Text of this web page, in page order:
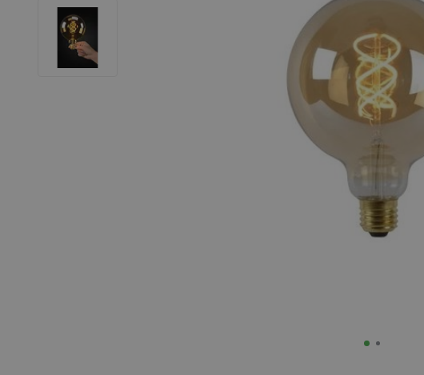
LED Buitenverlichting
LED Noodverlichting
Installatiemateriaal